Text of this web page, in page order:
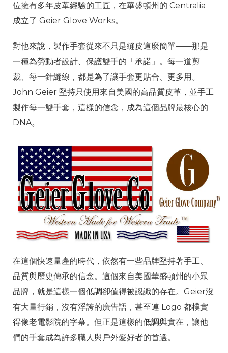
位擁有多年皮革經驗的工匠，在華盛頓州的 Centralia
成立了 Geier Glove Works。
對他來說，製作手套從來不只是縫皮這麼簡單——那是
一種為勞動者設計、保護雙手的「承諾」。每一道剪
裁、每一針縫線，都是為了讓手套更貼合、更多用。
John Geier 堅持只使用來自美國的高品質皮革，並手工
製作每一雙手套，這樣的信念，成為這個品牌最核心的
DNA。
在這個快速量產的時代，依然有一些品牌堅持著手工、
品質與歷史傳承的信念。這個來自美國華盛頓州的小眾
品牌，就是這樣一個低調卻值得被認識的存在。Geier沒
有大量行銷，沒有浮誇的廣告語，甚至連 Logo 都樸實
得像老電影院的字幕。但正是這樣的低調與實在，讓他
們的手套成為許多職人與戶外愛好者的首選。